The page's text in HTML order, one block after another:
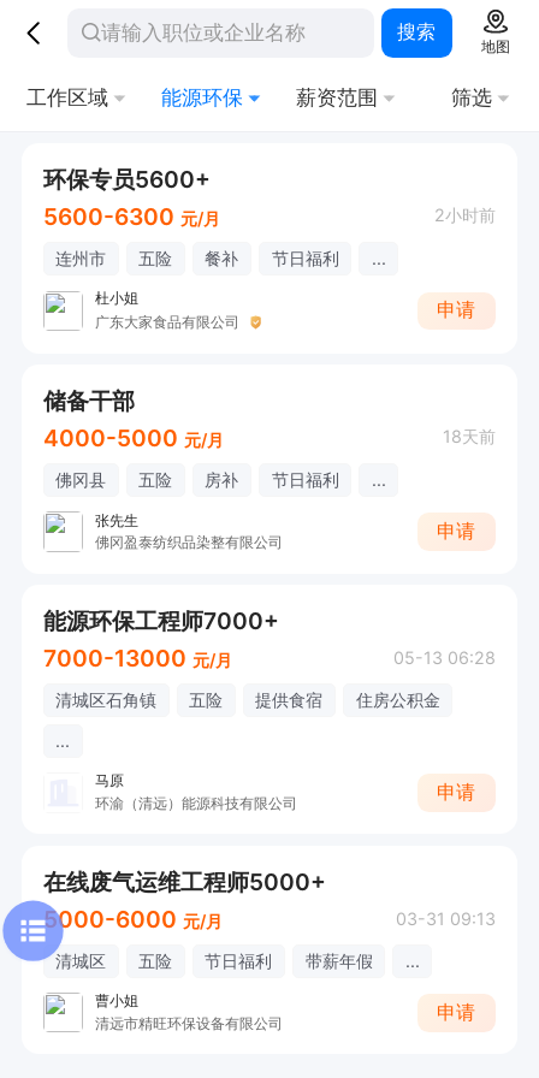
搜索
地图
工作区域 能源环保 薪资范围 筛选
环保专员5600+
5600-6300 元/月 2小时前
连州市 五险 餐补 节日福利 ...
杜小姐
广东大家食品有限公司
申请
储备干部
4000-5000 元/月 18天前
佛冈县 五险 房补 节日福利 ...
张先生
佛冈盈泰纺织品染整有限公司
申请
能源环保工程师7000+
7000-13000 元/月 05-13 06:28
清城区石角镇 五险 提供食宿
住房公积金
...
马原
环渝（清远）能源科技有限公司
申请
在线废气运维工程师5000+
5000-6000 元/月 03-31 09:13
清城区 五险 节日福利 带薪年假 ...
曹小姐
清远市精旺环保设备有限公司
申请